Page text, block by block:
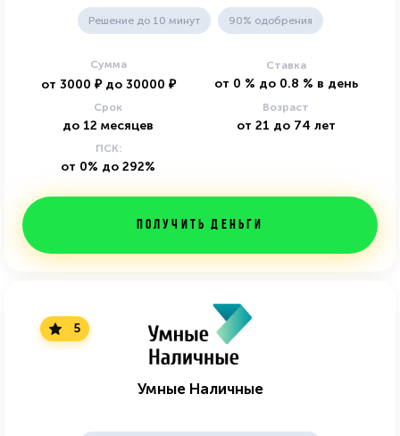
Решение до 10 минут 90% одобрения
Сумма
от 3000 ₽ до 30000 ₽
Ставка
от 0 % до 0.8 % в день
Срок
до 12 месяцев
Возраст
от 21 до 74 лет
ПСК:
от 0% до 292%
Получить деньги
5
Умные Наличные